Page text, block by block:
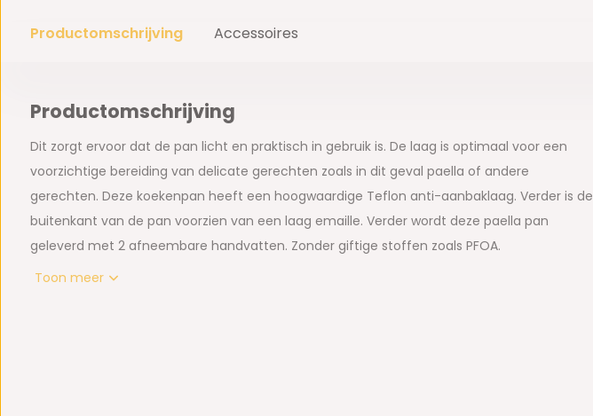
Productomschrijving Accessoires
Productomschrijving
Dit zorgt ervoor dat de pan licht en praktisch in gebruik is. De laag is optimaal voor een
voorzichtige bereiding van delicate gerechten zoals in dit geval paella of andere
gerechten. Deze koekenpan heeft een hoogwaardige Teflon anti-aanbaklaag. Verder is de
buitenkant van de pan voorzien van een laag emaille. Verder wordt deze paella pan
geleverd met 2 afneembare handvatten. Zonder giftige stoffen zoals PFOA.
Toon meer